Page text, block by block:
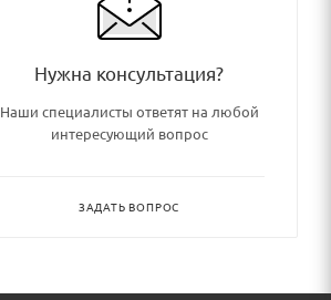
Нужна консультация?
Наши специалисты ответят на любой
интересующий вопрос
ЗАДАТЬ ВОПРОС